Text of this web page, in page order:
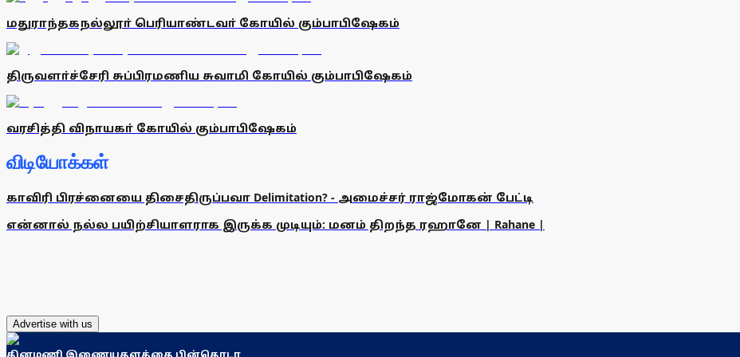
மதுராந்தகநல்லூா் பெரியாண்டவா் கோயில் கும்பாபிஷேகம்
திருவளா்ச்சேரி சுப்பிரமணிய சுவாமி கோயில் கும்பாபிஷேகம்
வரசித்தி விநாயகா் கோயில் கும்பாபிஷேகம்
விடியோக்கள்
காவிரி பிரச்னையை திசைதிருப்பவா Delimitation? - அமைச்சர் ராஜ்மோகன் பேட்டி
என்னால் நல்ல பயிற்சியாளராக இருக்க முடியும்: மனம் திறந்த ரஹானே | Rahane |
Advertise with us
தினமணி இணையதளத்தை பின்தொடர